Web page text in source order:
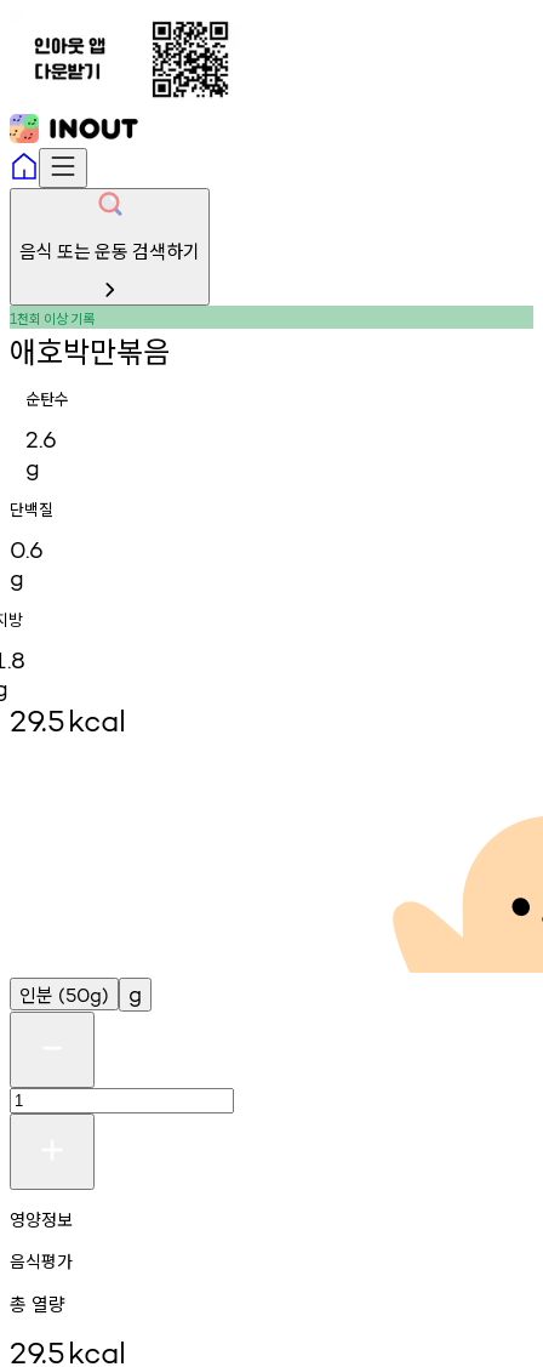
음식 또는 운동 검색하기
1천회 이상기록
애호박만볶음
순탄수
2.6
g
단백질
0.6
g
방
29.5kcal
인분 (50g) g
영양정보
음식평가
총 열량
29.5kcal